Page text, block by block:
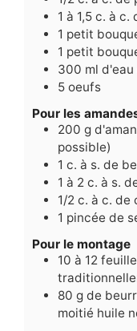
1 à 1,5 c. à
1 petit
1 petit
300 ml d'eau
5 oeufs
Pour les
200 g
possible)
1 c. à s. de
1 à 2 c. à s.
1/2 c. à c. de
1 pincée de
Pour le montage
10 à 12
80 g de
moitié huile